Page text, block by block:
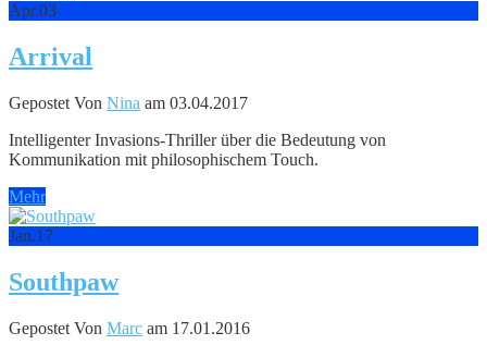
Apr.03
Arrival
Gepostet Von Nina am 03.04.2017
Intelligenter Invasions-Thriller über die Bedeutung von
Kommunikation mit philosophischem Touch.
Mehr
Jan.17
Southpaw
Gepostet Von Marc am 17.01.2016